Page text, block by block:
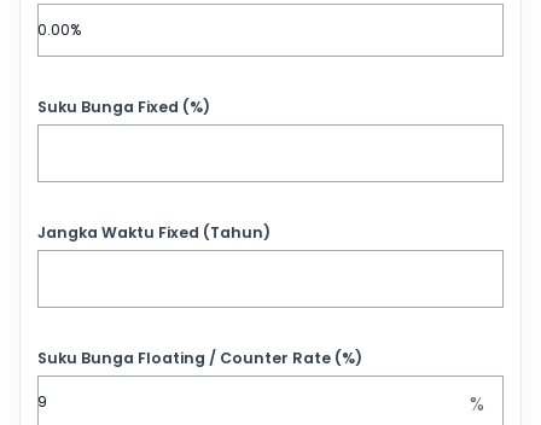
Suku Bunga Fixed (%)
Jangka Waktu Fixed (Tahun)
Suku Bunga Floating / Counter Rate (%)
%